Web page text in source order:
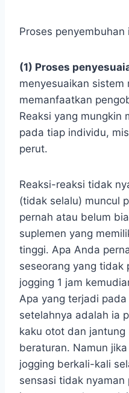
Proses
(1) Proses
menyesuaikan
memanfaatkan
Reaksi yang mungkin
pada tiap individu,
perut.
Reaksi-reaksi tidak
(tidak selalu) muncul
pernah atau belum
suplemen yang
tinggi. Apa Anda
seseorang yang tidak
jogging 1 jam
Apa yang terjadi
setelahnya adalah ia
kaku otot dan
beraturan. Namun
jogging berkali-kali
sensasi tidak